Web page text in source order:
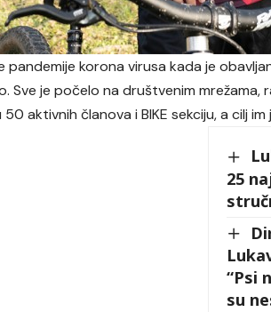
pandemije korona virusa kada je
Sve je počelo na društvenim mrežama,
aktivnih članova i BIKE sekciju, a cilj
25
“Psi
su